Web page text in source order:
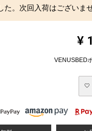
た。次回入荷はございませ
¥
VENUSBED